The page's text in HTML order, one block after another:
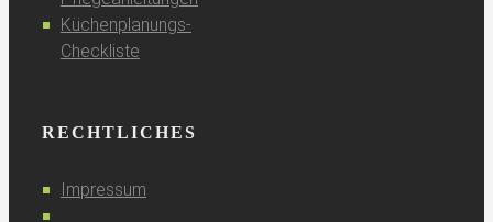
Küchenplanungs-
Checkliste
RECHTLICHES
Impressum